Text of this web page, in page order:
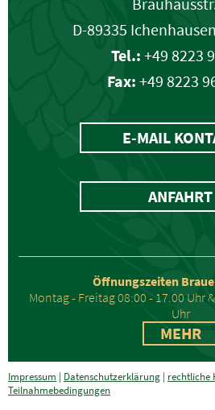
E-MAIL
D-89335
Tel.: +49 8223
Fax: +49 8223
ANFAHRT
Öffnungszeiten
Montag - Freitag 08:00 - 17.00 Uhr
Uhr
MEHR
Impressum | Datenschutzerklärung | rechtliche
Teilnahmebedingungen